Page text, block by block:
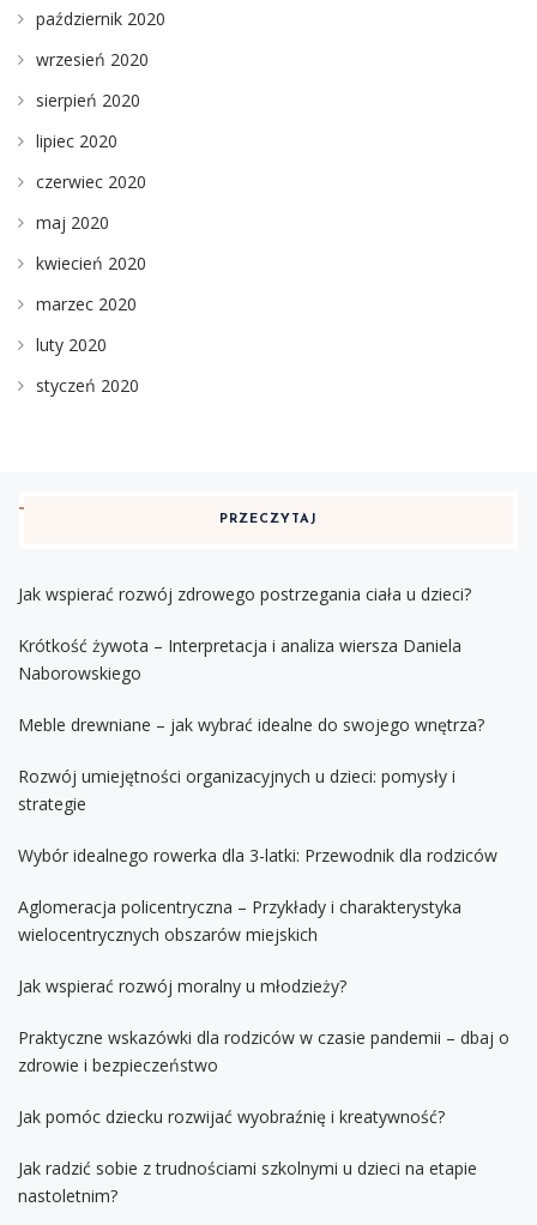
październik 2020
wrzesień 2020
sierpień 2020
lipiec 2020
czerwiec 2020
maj 2020
kwiecień 2020
marzec 2020
luty 2020
styczeń 2020
PRZECZYTAJ
Jak wspierać rozwój zdrowego postrzegania ciała u dzieci?
Krótkość żywota – Interpretacja i analiza wiersza Daniela
Naborowskiego
Meble drewniane – jak wybrać idealne do swojego wnętrza?
Rozwój umiejętności organizacyjnych u dzieci: pomysły i
strategie
Wybór idealnego rowerka dla 3-latki: Przewodnik dla rodziców
Aglomeracja policentryczna – Przykłady i charakterystyka
wielocentrycznych obszarów miejskich
Jak wspierać rozwój moralny u młodzieży?
Praktyczne wskazówki dla rodziców w czasie pandemii – dbaj o
zdrowie i bezpieczeństwo
Jak pomóc dziecku rozwijać wyobraźnię i kreatywność?
Jak radzić sobie z trudnościami szkolnymi u dzieci na etapie
nastoletnim?